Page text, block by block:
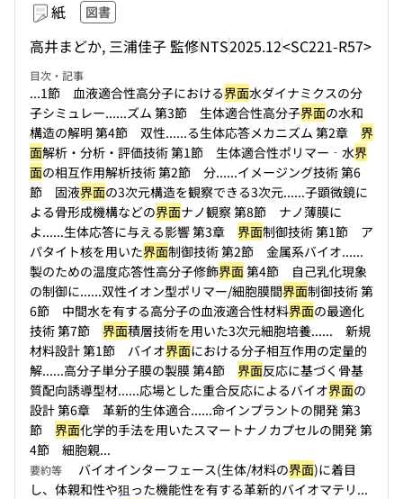
紙 図書
高井まどか, 三浦佳子 監修NTS2025.12<SC221-R57>
目次・記事
...1節 血液適合性高分子における界面水ダイナミクスの分
子シミュレー......ズム 第3節 生体適合性高分子界面の水和
構造の解明 第4節 双性......る生体応答メカニズム 第2章 界
面解析・分析・評価技術 第1節 生体適合性ポリマー‐水界
面の相互作用解析技術 第2節 分......イメージング技術 第6
節 固液界面の3次元構造を観察できる3次元......子顕微鏡に
よる骨形成機構などの界面ナノ観察 第8節 ナノ薄膜に
よ......生体応答に与える影響 第3章 界面制御技術 第1節 ア
パタイト核を用いた界面制御技術 第2節 金属系バイオ......
製のための温度応答性高分子修飾界面第4節 自己乳化現象
の制御に......双性イオン型ポリマー/細胞膜間界面制御技術 第
6節 中間水を有する高分子の血液適合性材料界面の最適化
技術 第7節 界面積層技術を用いた3次元細胞培養...... 新規
材料設計 第1節 バイオ界面における分子相互作用の定量的
解......高分子単分子膜の製膜 第4節 界面反応に基づく骨基
質配向誘導型材......応場とした重合反応によるバイオ界面の
設計 第6章 革新的生体適合......命インプラントの開発 第3
節 界面化学的手法を用いたスマートナノカプセルの開発 第
4節 細胞親...
要約等 バイオインターフェース(生体/材料の界面)に着目
し、体親和性や狙った機能性を有する革新的バイオマテリ...